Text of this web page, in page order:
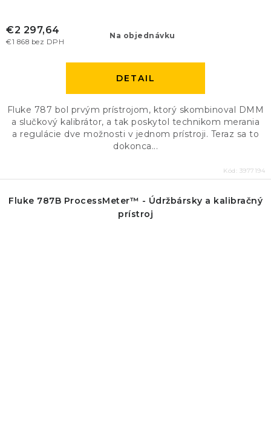
Na objednávku
€1 868 bez DPH
€2 297,64
DETAIL
Fluke 787 bol prvým prístrojom, ktorý skombinoval DMM
a slučkový kalibrátor, a tak poskytol technikom merania
a regulácie dve možnosti v jednom prístroji. Teraz sa to
dokonca...
Kód: 3977194
Fluke 787B ProcessMeter™ - Údržbársky a kalibračný
prístroj